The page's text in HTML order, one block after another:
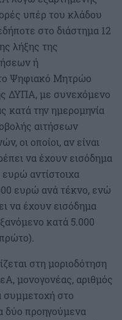
υπέρ του κλάδου
στο διάστημα 12
λήξης της
ή
Ψηφιακό Μητρώο
ΔΥΠΑ, με συνεχόμενο
κατά την ημερομηνία
αιτήσεων
οι οποίοι, αν είναι
να έχουν εισόδημα
αντίστοιχα
ευρώ ανά τέκνο, ενώ
να έχουν εισόδημα
κατά 5.000
στη μοριοδότηση
μονογονέας, αριθμός
συμμετοχή στο
δύο προηγούμενα